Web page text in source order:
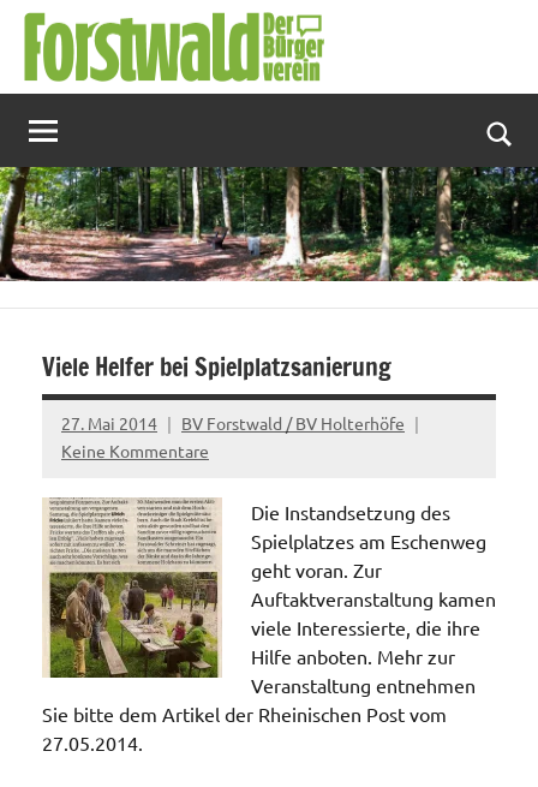
Zum
Inhalt
springen
Viele Helfer bei Spielplatzsanierung
27. Mai 2014
BV Forstwald / BV Holterhöfe
Keine Kommentare
Die Instandsetzung des
Spielplatzes am Eschenweg
geht voran. Zur
Auftaktveranstaltung kamen
viele Interessierte, die ihre
Hilfe anboten. Mehr zur
Veranstaltung entnehmen
Sie bitte dem Artikel der Rheinischen Post vom
27.05.2014.